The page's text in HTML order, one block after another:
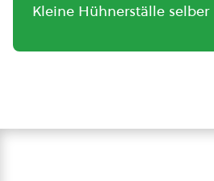
Kleine Hühnerställe selber